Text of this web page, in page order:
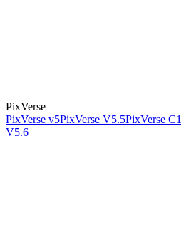
PixVerse
PixVerse v5PixVerse V5.5PixVerse C1
V5.6